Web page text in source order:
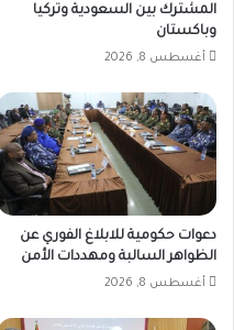
المشترك بين السعودية وتركيا
وباكستان
أغسطس 8, 2026
دعوات حكومية للابلاغ الفوري عن
الظواهر السالبة ومهددات الأمن
أغسطس 8, 2026